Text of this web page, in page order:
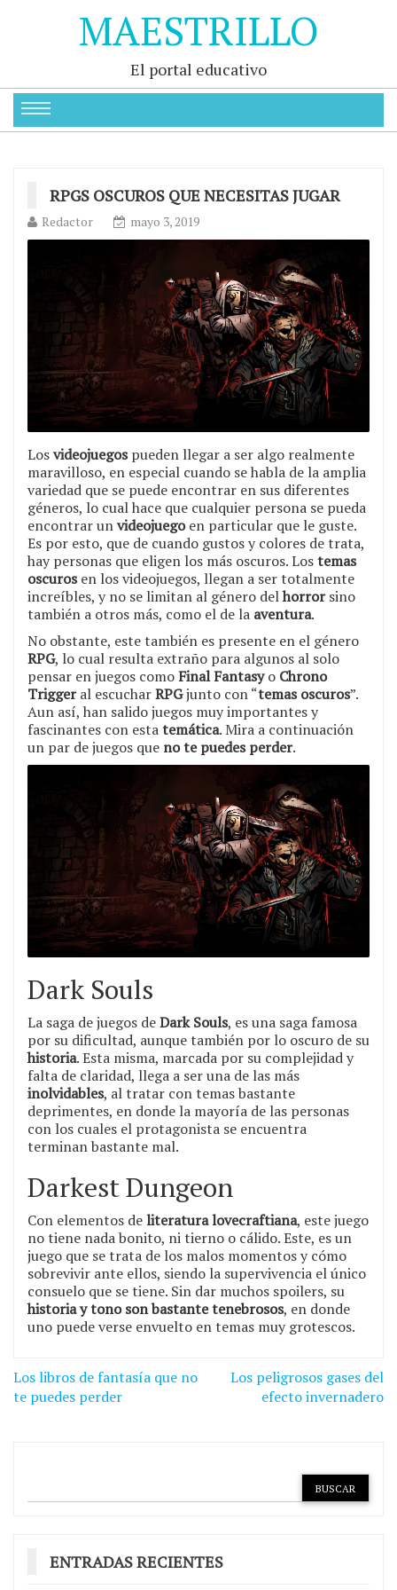
MAESTRILLO
El portal educativo
RPGS OSCUROS QUE NECESITAS JUGAR
Redactor mayo 3, 2019
Losvideojuegospueden llegar a ser algo realmente
maravilloso, en especial cuando se habla de la amplia
variedad que se puede encontrar en sus diferentes
géneros, lo cual hace que cualquier persona se pueda
encontrar unvideojuegoen particular que le guste.
Es por esto, que de cuando gustos y colores de trata,
hay personas que eligen los más oscuros. Lostemas
oscurosen los videojuegos, llegan a ser totalmente
increíbles, y no se limitan al género delhorrorsino
también a otros más, como el de la aventura.
No obstante, este también es presente en el género
RPG, lo cual resulta extraño para algunos al solo
pensar en juegos comoFinal Fantasyo Chrono
Triggeral escucharRPGjunto con “temas oscuros”.
Aun así, han salido juegos muy importantes y
fascinantes con estatemática. Mira a continuación
un par de juegos que no te puedes perder.
Dark Souls
La saga de juegos deDark Souls, es una saga famosa
por su dificultad, aunque también por lo oscuro de su
historia. Esta misma, marcada por su complejidad y
falta de claridad, llega a ser una de las más
inolvidables, al tratar con temas bastante
deprimentes, en donde la mayoría de las personas
con los cuales el protagonista se encuentra
terminan bastante mal.
Darkest Dungeon
Con elementos deliteratura lovecraftiana, este juego
no tiene nada bonito, ni tierno o cálido. Este, es un
juego que se trata de los malos momentos y cómo
sobrevivir ante ellos, siendo la supervivencia el único
consuelo que se tiene. Sin dar muchos spoilers, su
historia y tono son bastante tenebrosos, en donde
uno puede verse envuelto en temas muy grotescos.
Navegación
de
Los libros de fantasía que no
te puedes perder
Los peligrosos gases del
efecto invernadero
ENTRADAS RECIENTES